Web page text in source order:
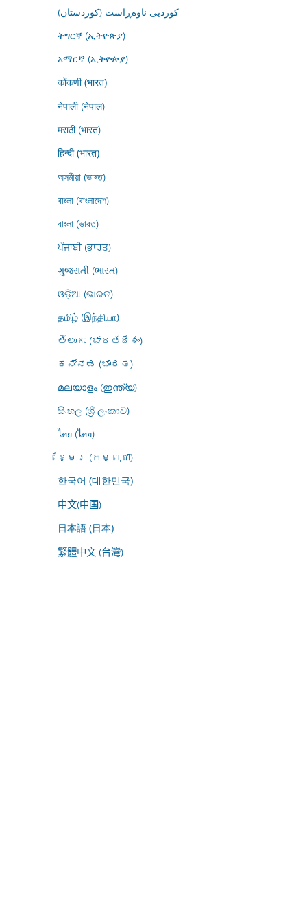
کوردیی ناوەڕاست (کوردستان)
ትግርኛ (ኢትዮጵያ)
አማርኛ (ኢትዮጵያ)
कोंकणी (भारत)
नेपाली (नेपाल)
मराठी (भारत)
हिन्दी (भारत)
অসমীয়া (ভাৰত)
বাংলা (বাংলাদেশ)
বাংলা (ভারত)
ਪੰਜਾਬੀ (ਭਾਰਤ)
ગુજરાતી (ભારત)
ଓଡ଼ିଆ (ଭାରତ)
தமிழ் (இந்தியா)
తెలుగు (భారతదేశం)
ಕನ್ನಡ (ಭಾರತ)
മലയാളം (ഇന്ത്യ)
සිංහල (ශ්‍රී ලංකාව)
ไทย (ไทย)
ខ្មែរ (កម្ពុជា)
한국어 (대한민국)
中文(中国)
日本語 (日本)
繁體中文 (台灣)